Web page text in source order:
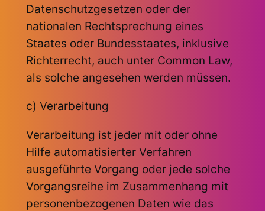
Datenschutzgesetzen oder der
nationalen Rechtsprechung eines
Staates oder Bundesstaates, inklusive
Richterrecht, auch unter Common Law,
als solche angesehen werden müssen.
c) Verarbeitung
Verarbeitung ist jeder mit oder ohne
Hilfe automatisierter Verfahren
ausgeführte Vorgang oder jede solche
Vorgangsreihe im Zusammenhang mit
personenbezogenen Daten wie das